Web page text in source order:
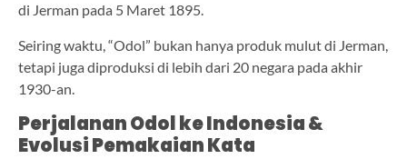
di Jerman pada 5 Maret 1895.
Seiring waktu, “Odol” bukan hanya produk mulut di Jerman,
tetapi juga diproduksi di lebih dari 20 negara pada akhir
1930-an.
Perjalanan Odol ke Indonesia &
Evolusi Pemakaian Kata